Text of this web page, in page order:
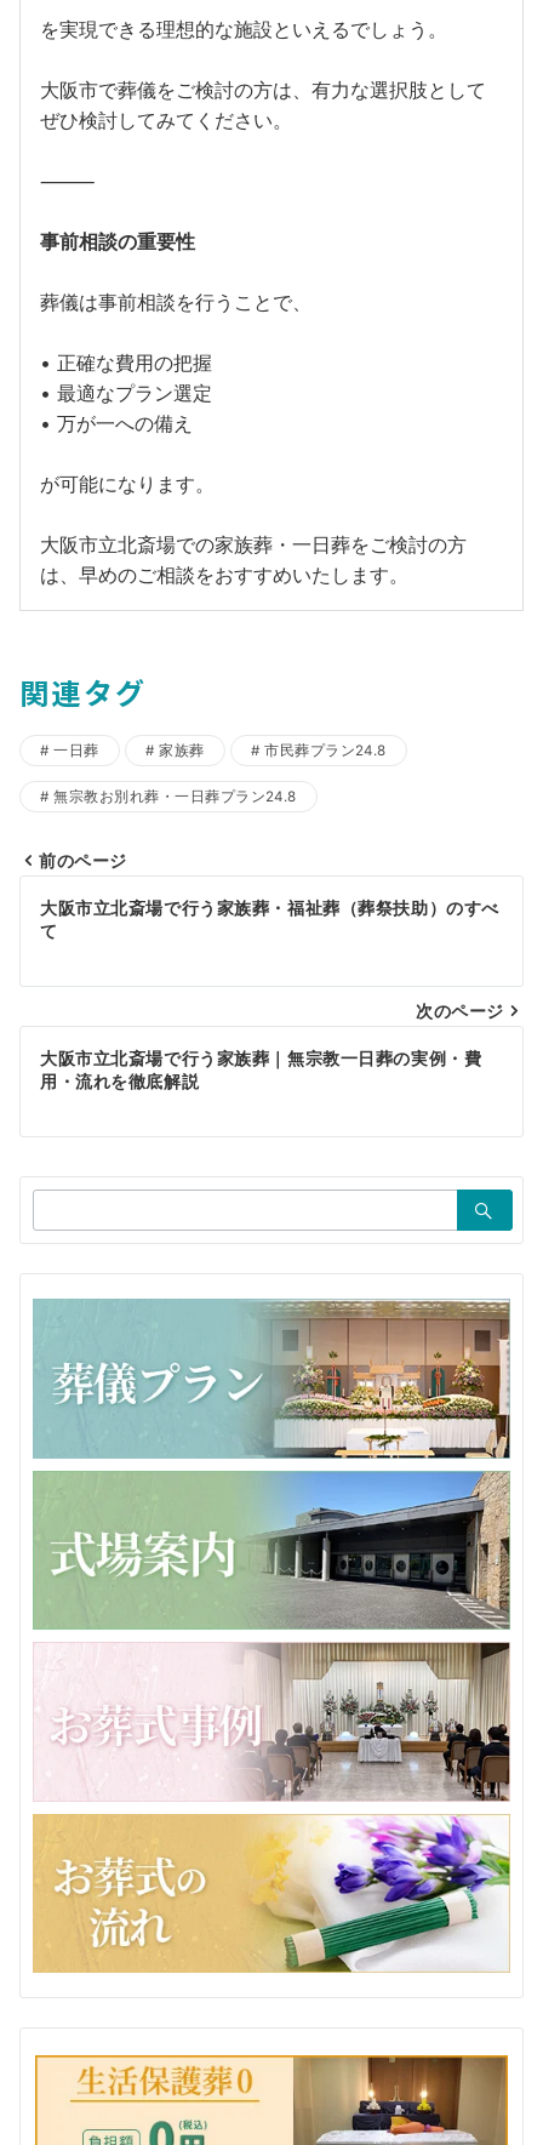
を実現できる理想的な施設といえるでしょう。
大阪市で葬儀をご検討の方は、有力な選択肢として
ぜひ検討してみてください。
⸻
事前相談の重要性
葬儀は事前相談を行うことで、
• 正確な費用の把握
• 最適なプラン選定
• 万が一への備え
が可能になります。
大阪市立北斎場での家族葬・一日葬をご検討の方
は、早めのご相談をおすすめいたします。
関連タグ
一日葬 家族葬 市民葬プラン24.8
無宗教お別れ葬・一日葬プラン24.8
投
稿
ナ
ビ
ゲ
ー
シ
ョ
ン
前のページ
大阪市立北斎場で行う家族葬・福祉葬（葬祭扶助）のすべ
て
次のページ
大阪市立北斎場で行う家族葬｜無宗教一日葬の実例・費
用・流れを徹底解説
索：